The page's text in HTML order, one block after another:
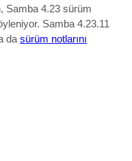
Samba 4.23 sürüm
Samba 4.23.11
da sürüm notlarını